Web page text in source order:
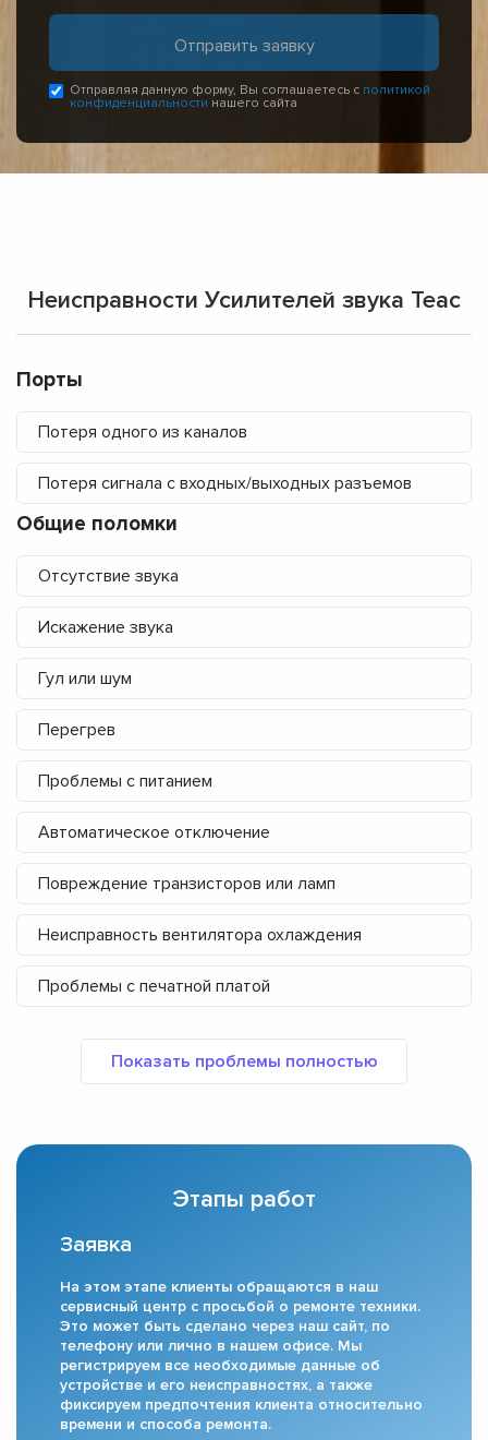
Отправляя данную форму, Вы соглашаетесь с политикой
конфиденциальности нашего сайта
Неисправности Усилителей звука Teac
Порты
Потеря одного из каналов
Потеря сигнала с входных/выходных разъемов
Общие поломки
Отсутствие звука
Искажение звука
Гул или шум
Перегрев
Проблемы с питанием
Автоматическое отключение
Повреждение транзисторов или ламп
Неисправность вентилятора охлаждения
Проблемы с печатной платой
Этапы работ
Заявка
На этом этапе клиенты обращаются в наш
сервисный центр с просьбой о ремонте техники.
Это может быть сделано через наш сайт, по
телефону или лично в нашем офисе. Мы
регистрируем все необходимые данные об
устройстве и его неисправностях, а также
фиксируем предпочтения клиента относительно
времени и способа ремонта.